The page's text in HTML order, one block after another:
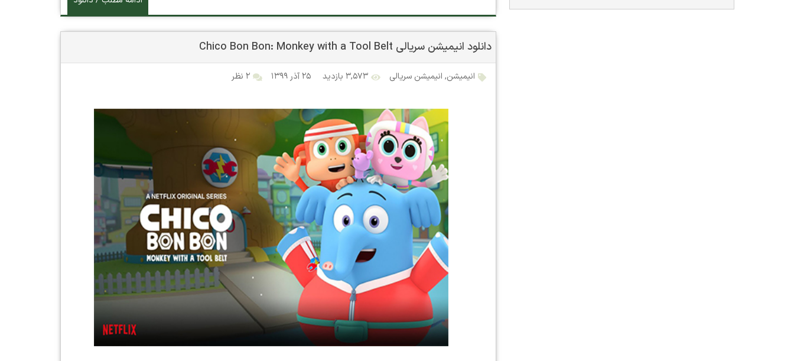
دانلود انیمیشن سریالی Chico Bon Bon: Monkey with a Tool Belt
انیمیشن, انیمیشن سریالی ۳,۵۷۳ بازدید ۲۵ آذر ۱۳۹۹ ۲ نظر